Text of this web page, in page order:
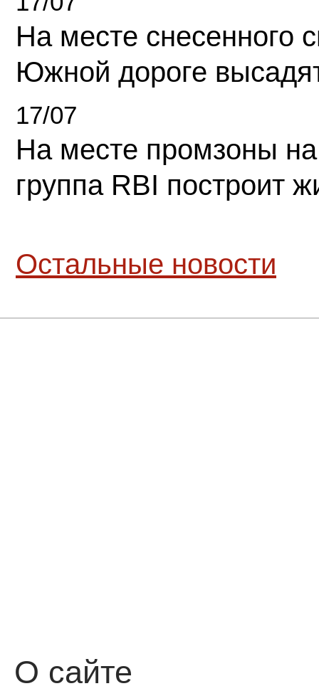
На месте снесенного
Южной дороге
17/07
На месте промзоны
группа RBI построит
Остальные новости
О сайте